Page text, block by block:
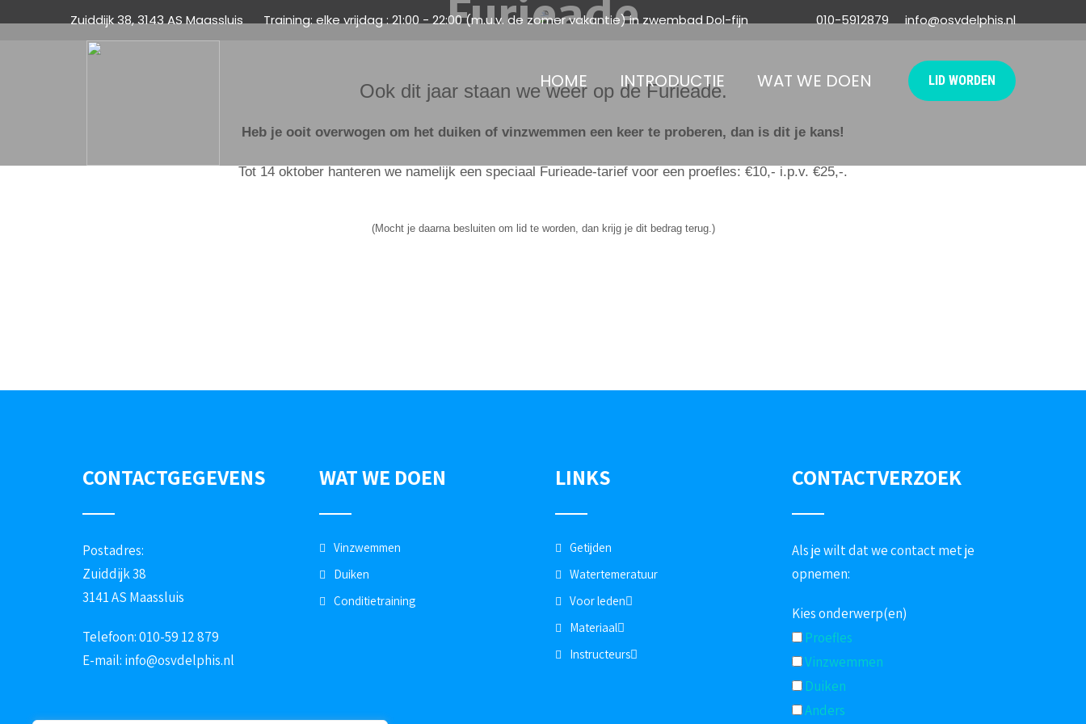
Zuiddijk 38, 3143 AS Maassluis Training: elke vrijdag : 21:00 - 22:00 (m.u.v. de zomer vakantie) in zwembad Dol-fijn 010-5912879 info@osvdelphis.nl
HOME INTRODUCTIE WAT WE DOEN LID WORDEN
Furieade
Ook dit jaar staan we weer op de Furieade.
Heb je ooit overwogen om het duiken of vinzwemmen een keer te proberen, dan is dit je kans!
Tot 14 oktober hanteren we namelijk een speciaal Furieade-tarief voor een proefles: €10,- i.p.v. €25,-.
(Mocht je daarna besluiten om lid te worden, dan krijg je dit bedrag terug.)
CONTACTGEGEVENS
Postadres:
Zuiddijk 38
3141 AS Maassluis
Telefoon: 010-59 12 879
E-mail: info@osvdelphis.nl
WAT WE DOEN
Vinzwemmen
Duiken
Conditietraining
LINKS
Getijden
Watertemeratuur
Voor leden
Materiaal
Instructeurs
CONTACTVERZOEK
Als je wilt dat we contact met je
opnemen:
Kies onderwerp(en)
Proefles
Vinzwemmen
Duiken
Anders